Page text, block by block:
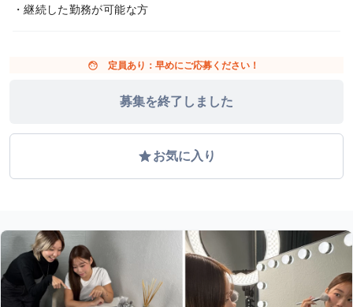
・継続した勤務が可能な方
face 定員あり：早めにご応募ください！
募集を終了しました
gradeお気に入り